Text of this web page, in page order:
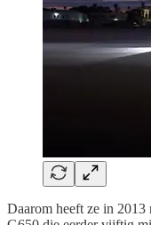
Daarom heeft ze in